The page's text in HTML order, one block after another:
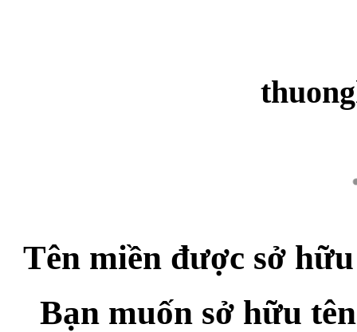
Tên miền được sở
Bạn muốn sở hữu